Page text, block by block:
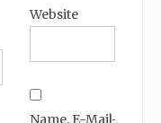
Website
Name, E-Mail-